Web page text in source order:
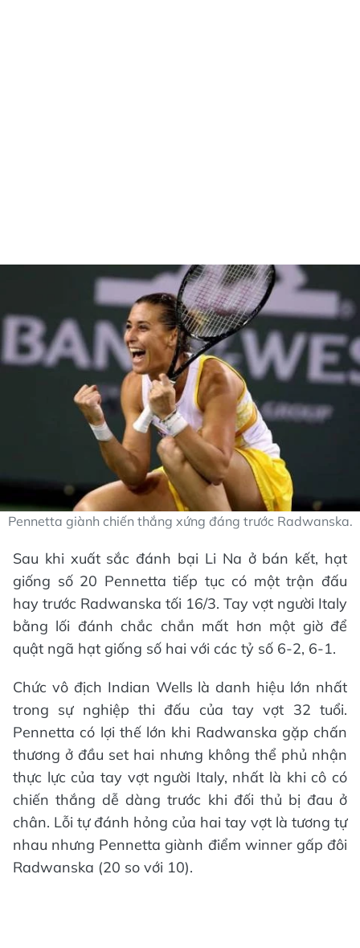
Pennetta giành chiến thắng xứng đáng trước Radwanska.
Sau khi xuất sắc đánh bại Li Na ở bán kết, hạt
giống số 20 Pennetta tiếp tục có một trận đấu
hay trước Radwanska tối 16/3. Tay vợt người Italy
bằng lối đánh chắc chắn mất hơn một giờ để
quật ngã hạt giống số hai với các tỷ số 6-2, 6-1.
Chức vô địch Indian Wells là danh hiệu lớn nhất
trong sự nghiệp thi đấu của tay vợt 32 tuổi.
Pennetta có lợi thế lớn khi Radwanska gặp chấn
thương ở đầu set hai nhưng không thể phủ nhận
thực lực của tay vợt người Italy, nhất là khi cô có
chiến thắng dễ dàng trước khi đối thủ bị đau ở
chân. Lỗi tự đánh hỏng của hai tay vợt là tương tự
nhau nhưng Pennetta giành điểm winner gấp đôi
Radwanska (20 so với 10).